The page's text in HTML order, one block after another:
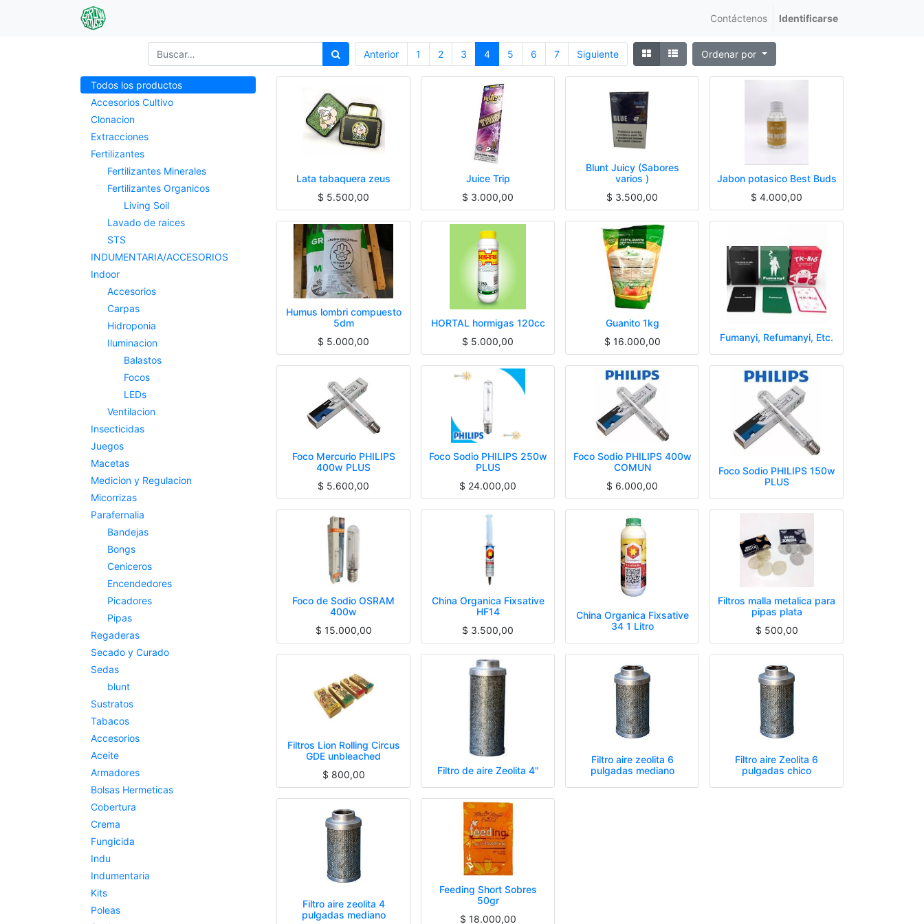
Contáctenos Identificarse
Anterior 1 2 3 4 5 6 7 Siguiente Ordenar por
Todos los productos
Accesorios Cultivo
Clonacion
Extracciones
Fertilizantes
Fertilizantes Minerales
Fertilizantes Organicos
Living Soil
Lavado de raices
STS
INDUMENTARIA/ACCESORIOS
Indoor
Accesorios
Carpas
Hidroponia
Iluminacion
Balastos
Focos
LEDs
Ventilacion
Insecticidas
Juegos
Macetas
Medicion y Regulacion
Micorrizas
Parafernalia
Bandejas
Bongs
Ceniceros
Encendedores
Picadores
Pipas
Regaderas
Secado y Curado
Sedas
blunt
Sustratos
Tabacos
Accesorios
Aceite
Armadores
Bolsas Hermeticas
Cobertura
Crema
Fungicida
Indu
Indumentaria
Kits
Poleas
Lata tabaquera zeus
$ 5.500,00
Juice Trip
$ 3.000,00
Blunt Juicy (Sabores
varios )
$ 3.500,00
Jabon potasico Best Buds
$ 4.000,00
Humus lombri compuesto
5dm
$ 5.000,00
HORTAL hormigas 120cc
$ 5.000,00
Guanito 1kg
$ 16.000,00 Fumanyi, Refumanyi, Etc.
Foco Mercurio PHILIPS
400w PLUS
$ 5.600,00
Foco Sodio PHILIPS 250w
PLUS
$ 24.000,00
Foco Sodio PHILIPS 400w
COMUN
$ 6.000,00
Foco Sodio PHILIPS 150w
PLUS
Foco de Sodio OSRAM
400w
$ 15.000,00
China Organica Fixsative
HF14
$ 3.500,00
China Organica Fixsative
34 1 Litro
Filtros malla metalica para
pipas plata
$ 500,00
Filtros Lion Rolling Circus
GDE unbleached
$ 800,00 Filtro de aire Zeolita 4"
Filtro aire zeolita 6
pulgadas mediano
Filtro aire Zeolita 6
pulgadas chico
Filtro aire zeolita 4
pulgadas mediano
Feeding Short Sobres
50gr
$ 18.000,00